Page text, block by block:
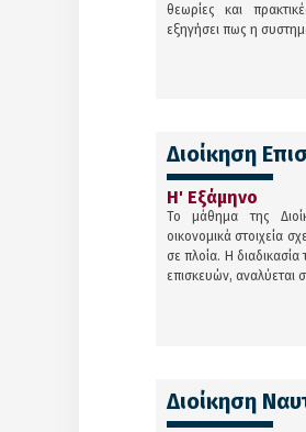
θεωρίες και
εξηγήσει πως η
Διοίκηση
Η' Εξάμηνο
Το μάθημα της
οικονομικά στοιχεία
σε πλοία. Η
επισκευών, αναλύεται
Διοίκηση